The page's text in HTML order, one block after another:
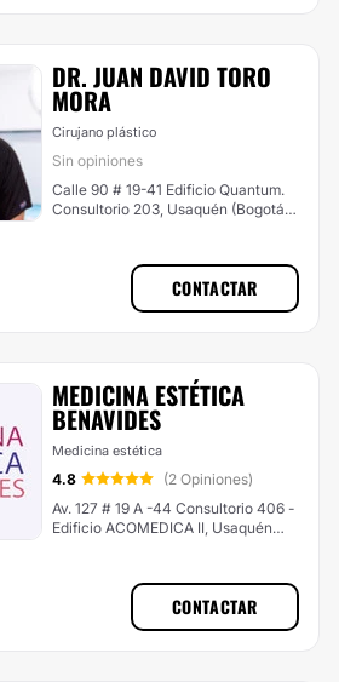
DR. JUAN DAVID TORO
MORA
Cirujano plástico
Sin opiniones
Calle 90 # 19-41 Edificio Quantum.
Consultorio 203, Usaquén (Bogotá
CONTACTAR
MEDICINA ESTÉTICA
BENAVIDES
Medicina estética
4.8
(2 Opiniones)
Av. 127 # 19 A -44 Consultorio 406 -
Edificio ACOMEDICA II, Usaquén
CONTACTAR